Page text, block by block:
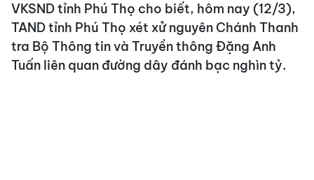
VKSND tỉnh Phú Thọ cho biết, hôm nay (12/3),
TAND tỉnh Phú Thọ xét xử nguyên Chánh Thanh
tra Bộ Thông tin và Truyền thông Đặng Anh
Tuấn liên quan đường dây đánh bạc nghìn tỷ.